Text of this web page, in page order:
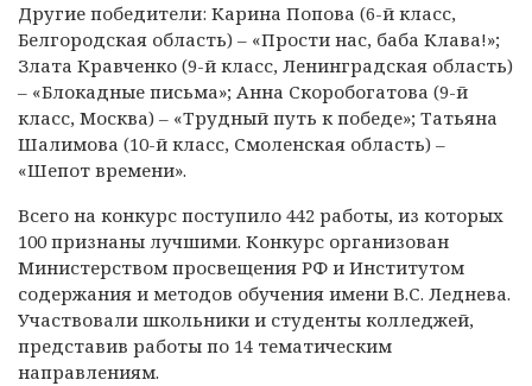
Другие победители: Карина Попова (6-й класс,
Белгородская область) – «Прости нас, баба Клава!»;
Злата Кравченко (9-й класс, Ленинградская область)
– «Блокадные письма»; Анна Скоробогатова (9-й
класс, Москва) – «Трудный путь к победе»; Татьяна
Шалимова (10-й класс, Смоленская область) –
«Шепот времени».
Всего на конкурс поступило 442 работы, из которых
100 признаны лучшими. Конкурс организован
Министерством просвещения РФ и Институтом
содержания и методов обучения имени В.С. Леднева.
Участвовали школьники и студенты колледжей,
представив работы по 14 тематическим
направлениям.